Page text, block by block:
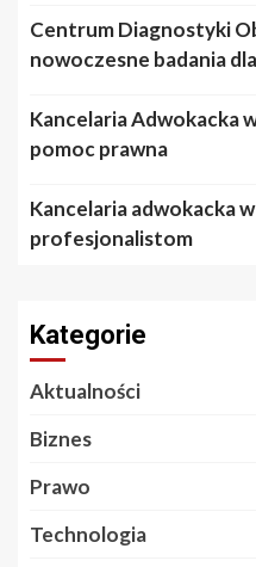
Centrum Diagnostyki
nowoczesne badania
Kancelaria Adwokacka
pomoc prawna
Kancelaria adwokacka
profesjonalistom
Kategorie
Aktualności
Biznes
Prawo
Technologia